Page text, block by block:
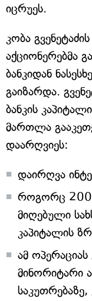
იცრუეს.
კობა
აქციონერებმა
ბანკიდან
გაიზარდა.
ბანკის
მართლა
დაარღვიეს:
დაირღვა
როგორც
მიღებული
კაპიტალის
ამ ოპერაციას
მინორიტარი